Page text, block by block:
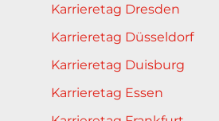
Karrieretag Dresden
Karrieretag Düsseldorf
Karrieretag Duisburg
Karrieretag Essen